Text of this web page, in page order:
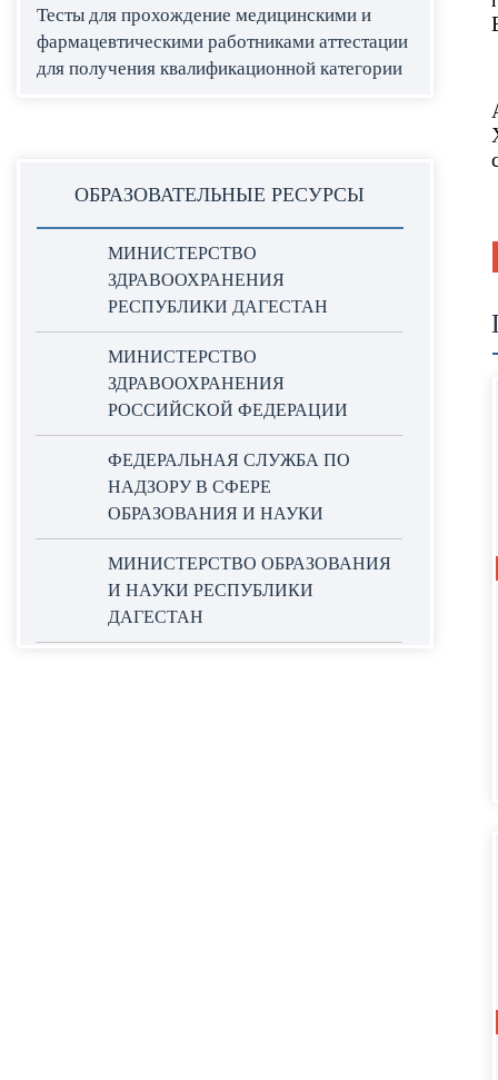
Тесты для прохождение медицинскими и
фармацевтическими работниками аттестации
для получения квалификационной категории
ОБРАЗОВАТЕЛЬНЫЕ РЕСУРСЫ
МИНИСТЕРСТВО
ЗДРАВООХРАНЕНИЯ
РЕСПУБЛИКИ ДАГЕСТАН
МИНИСТЕРСТВО
ЗДРАВООХРАНЕНИЯ
РОССИЙСКОЙ ФЕДЕРАЦИИ
ФЕДЕРАЛЬНАЯ СЛУЖБА ПО
НАДЗОРУ В СФЕРЕ
ОБРАЗОВАНИЯ И НАУКИ
МИНИСТЕРСТВО ОБРАЗОВАНИЯ
И НАУКИ РЕСПУБЛИКИ
ДАГЕСТАН